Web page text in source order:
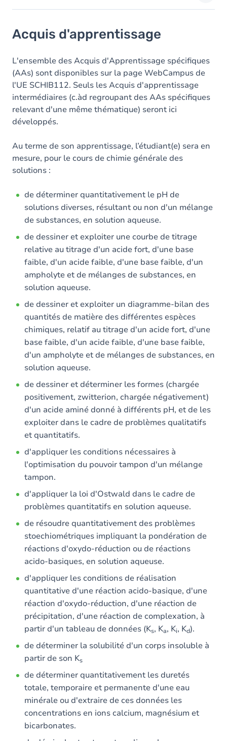
Objectifs
Contenu
Table des matières
Exercices
Acquis d'apprentissage
L'ensemble des Acquis d'Apprentissage spécifiques
(AAs) sont disponibles sur la page WebCampus de
l'UE SCHIB112. Seuls les Acquis d'apprentissage
intermédiaires (c.àd regroupant des AAs spécifiques
relevant d'une même thématique) seront ici
développés.
Au terme de son apprentissage, l’étudiant(e) sera en
mesure, pour le cours de chimie générale des
solutions :
de déterminer quantitativement le pH de
solutions diverses, résultant ou non d'un mélange
de substances, en solution aqueuse.
de dessiner et exploiter une courbe de titrage
relative au titrage d'un acide fort, d'une base
faible, d'un acide faible, d'une base faible, d'un
ampholyte et de mélanges de substances, en
solution aqueuse.
de dessiner et exploiter un diagramme-bilan des
quantités de matière des différentes espèces
chimiques, relatif au titrage d'un acide fort, d'une
base faible, d'un acide faible, d'une base faible,
d'un ampholyte et de mélanges de substances, en
solution aqueuse.
de dessiner et déterminer les formes (chargée
positivement, zwitterion, chargée négativement)
d'un acide aminé donné à différents pH, et de les
exploiter dans le cadre de problèmes qualitatifs
et quantitatifs.
d'appliquer les conditions nécessaires à
l'optimisation du pouvoir tampon d'un mélange
tampon.
d'appliquer la loi d'Ostwald dans le cadre de
problèmes quantitatifs en solution aqueuse.
de résoudre quantitativement des problèmes
stoechiométriques impliquant la pondération de
réactions d'oxydo-réduction ou de réactions
acido-basiques, en solution aqueuse.
d'appliquer les conditions de réalisation
quantitative d'une réaction acido-basique, d'une
réaction d'oxydo-réduction, d'une réaction de
précipitation, d'une réaction de complexation, à
partir d'un tableau de données (Ks, Ka, Ki, Kd).
de déterminer la solubilité d'un corps insoluble à
partir de son Ks
de déterminer quantitativement les duretés
totale, temporaire et permanente d'une eau
minérale ou d'extraire de ces données les
concentrations en ions calcium, magnésium et
bicarbonates.